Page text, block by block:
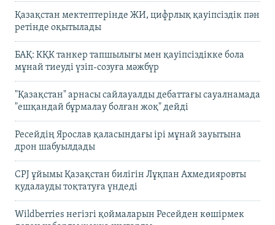
Қазақстан мектептерінде ЖИ, цифрлық қауіпсіздік пән
ретінде оқытылады
БАҚ: КҚК танкер тапшылығы мен қауіпсіздікке бола
мұнай тиеуді үзіп-созуға мәжбүр
"Қазақстан" арнасы сайлауалды дебаттағы сауалнамада
"ешқандай бұрмалау болған жоқ" дейді
Ресейдің Ярослав қаласындағы ірі мұнай зауытына
дрон шабуылдады
CPJ ұйымы Қазақстан билігін Лұқпан Ахмедияровты
қудалауды тоқтатуға үндеді
Wildberries негізгі қоймаларын Ресейден көшірмек